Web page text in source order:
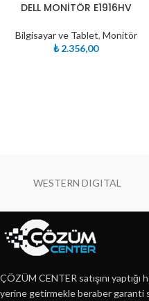
DELL MONİTÖR E1916HV
Bilgisayar ve Tablet, Monitör
₺2.356,00
WESTERN DIGITAL
ÇÖZÜM CENTER satışını
yerine getirmekle beraber garanti